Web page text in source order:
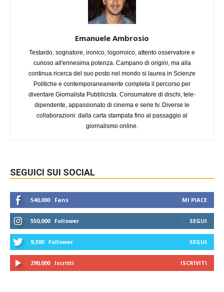
Emanuele Ambrosio
Testardo, sognatore, ironico, logorroico, attento osservatore e
curioso all'ennesima potenza. Campano di origini, ma alla
continua ricerca del suo posto nel mondo si laurea in Scienze
Politiche e contemporaneamente completa il percorso per
diventare Giornalista Pubblicista. Consumatore di dischi, tele-
dipendente, appassionato di cinema e serie tv. Diverse le
collaborazioni: dalla carta stampata fino al passaggio al
giornalismo online.
SEGUICI SUI SOCIAL
540,000 Fans MI PIACE
550,000 Follower SEGUI
9,300 Follower SEGUI
290,000 Iscritti ISCRIVITI